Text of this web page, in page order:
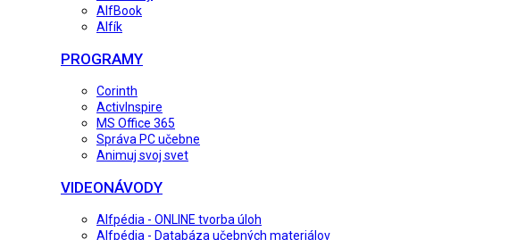
AlfBook
Alfík
PROGRAMY
Corinth
ActivInspire
MS Office 365
Správa PC učebne
Animuj svoj svet
VIDEONÁVODY
Alfpédia - ONLINE tvorba úloh
Alfpédia - Databáza učebných materiálov